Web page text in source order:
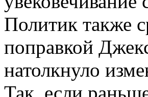
Политик также
поправкой
натолкнуло
Так, если